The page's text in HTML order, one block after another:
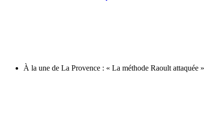
À la une de La Provence : « La méthode Raoult attaquée »